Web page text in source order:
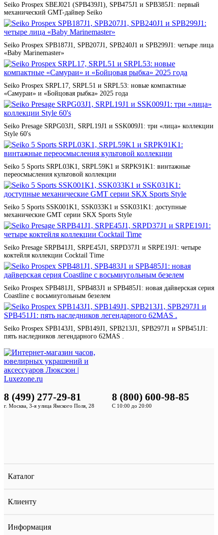
Seiko Prospex SBEJ021 (SPB439J1), SPB475J1 и SPB385J1: первый
механический GMT-дайвер Seiko
Seiko Prospex SPB187J1, SPB207J1, SPB240J1 и SPB299J1: четыре лица
«Baby Marinemaster»
Seiko Prospex SRPL17, SRPL51 и SRPL53: новые компактные
«Самураи» и «Бойцовая рыбка» 2025 года
Seiko Presage SRPG03J1, SRPL19J1 и SSK009J1: три «лица» коллекции
Style 60's
Seiko 5 Sports SRPL03K1, SRPL59K1 и SRPK91K1: винтажные
переосмысления культовой коллекции
Seiko 5 Sports SSK001K1, SSK033K1 и SSK031K1: доступные
механические GMT серии SKX Sports Style
Seiko Presage SRPB41J1, SRPE45J1, SRPD37J1 и SRPE19J1: четыре
коктейля коллекции Cocktail Time
Seiko Prospex SPB481J1, SPB483J1 и SPB485J1: новая дайверская серия
Coastline с восьмиугольным безелем
Seiko Prospex SPB143J1, SPB149J1, SPB213J1, SPB297J1 и SPB451J1:
пять наследников легендарного 62MAS .
Каталог
Клиенту
Информация
8 (499) 277-29-81
г. Москва, 3-я улица Ямского Поля, 28
8 (800) 600-98-85
С 10:00 до 20:00